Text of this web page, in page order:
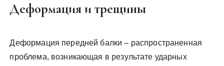
Деформация и трещины
Деформация передней балки – распространенная
проблема, возникающая в результате ударных